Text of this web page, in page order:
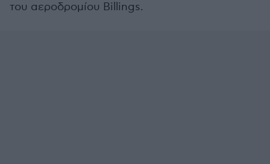
του αεροδρομίου Billings.